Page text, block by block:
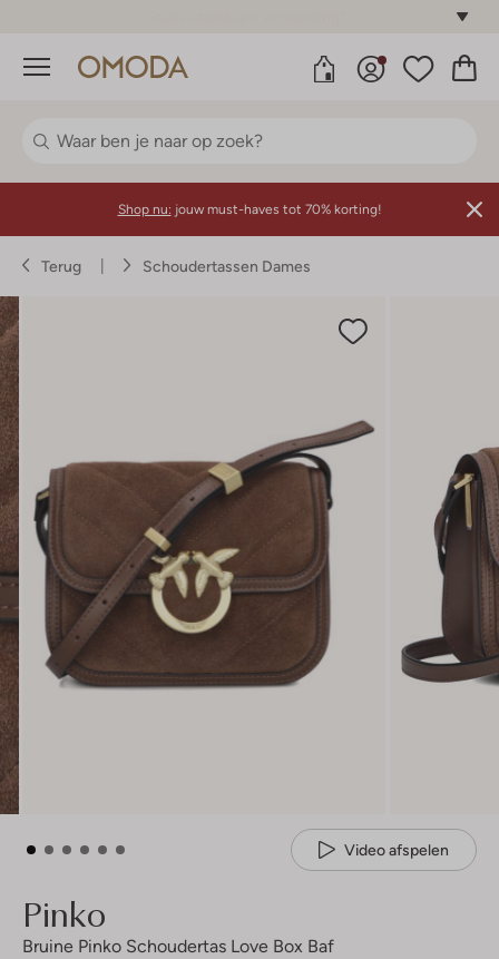
Menu
Shop nu: jouw must-haves tot 70% korting!
Terug Schoudertassen Dames
Video afspelen
Pinko
Bruine Pinko Schoudertas Love Box Baf